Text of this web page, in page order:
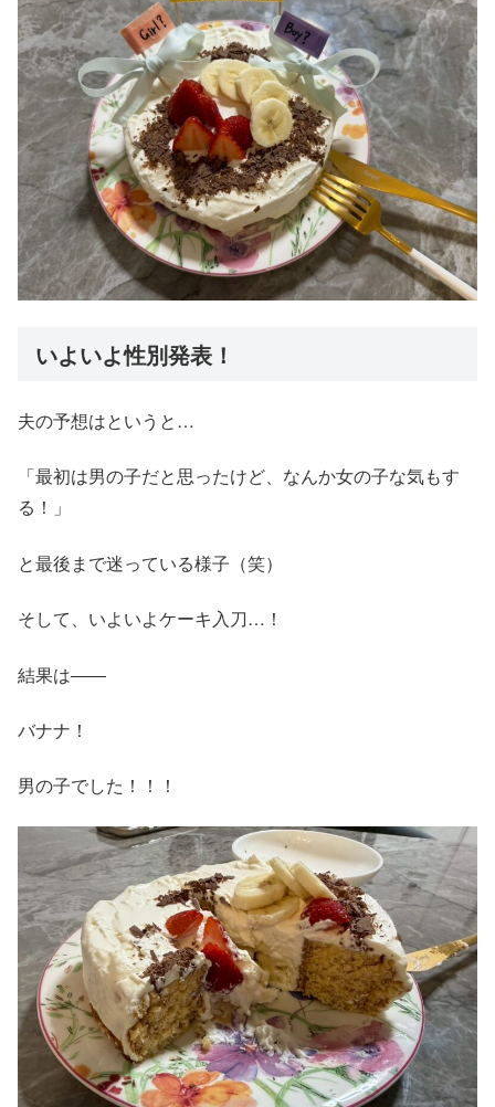
いよいよ性別発表！
夫の予想はというと…
「最初は男の子だと思ったけど、なんか女の子な気もす
る！」
と最後まで迷っている様子（笑）
そして、いよいよケーキ入刀…！
結果は――
バナナ！
男の子でした！！！